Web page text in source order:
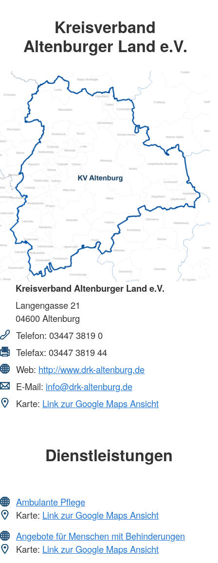
Kreisverband
Altenburger Land e.V.
Kreisverband Altenburger Land e.V.
Langengasse 21
04600Altenburg
Telefon: 03447 3819 0
Telefax: 03447 3819 44
Web: http://www.drk-altenburg.de
E-Mail: info@drk-altenburg.de
Karte: Link zur Google Maps Ansicht
Dienstleistungen
Ambulante Pflege
Karte: Link zur Google Maps Ansicht
Angebote für Menschen mit Behinderungen
Karte: Link zur Google Maps Ansicht